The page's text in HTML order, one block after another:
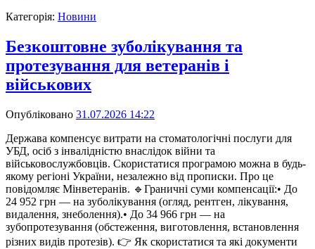
Категорія: Новини
Безкоштовне зуболікування та
протезування для ветеранів і
військових
Опубліковано 31.07.2026 14:22
Держава компенсує витрати на стоматологічні послуги для
УБД, осіб з інвалідністю внаслідок війни та
військовослужбовців. Скористатися програмою можна в будь-
якому регіоні України, незалежно від прописки. Про це
повідомляє Мінветеранів. 🔹Граничні суми компенсації:• До
24 952 грн — на зуболікування (огляд, рентген, лікування,
видалення, знеболення).• До 34 966 грн — на
зубопротезування (обстеження, виготовлення, встановлення
різних видів протезів). 👉 Як скористатися та які документи